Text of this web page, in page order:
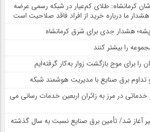
کرمانشاه: طلای کم‌عیار در شبکه رسمی عرضه
ما درباره خرید از افراد فاقد صلاحیت است
پشه؛ هشدار جدی برای شرق کرمانشاه
را بیشتر کنند
برای موج بازگشت زوار به‌کار گرفته‌ایم
برق صنایع با مدیریت هوشمند شبکه
خدماتی در مرز به زائران اربعین خدمات رسانی می
آغاز شد/ تأمین برق صنایع نسبت به سال گذشته